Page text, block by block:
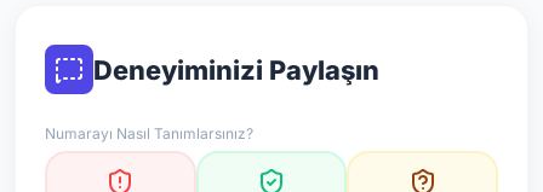
resmi doğrulama niteliği taşımaz.
*Not: Değerlendirmeler onaylı kullanıcı yorumlarına göre
güncellenir.
Deneyiminizi Paylaşın
Numarayı Nasıl Tanımlarsınız?